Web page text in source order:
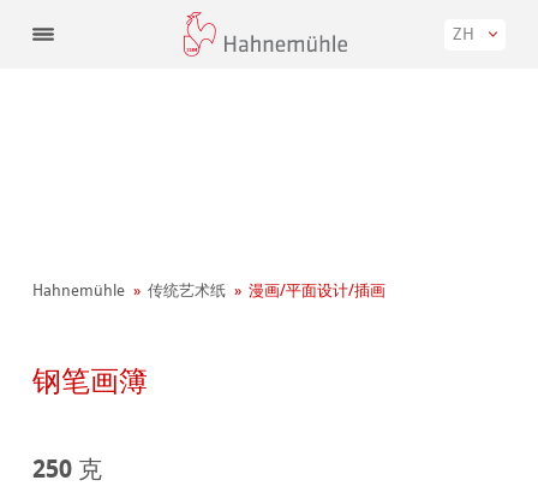
ZH
Hahnemühle 传统艺术纸 漫画/平面设计/插画
钢笔画簿
250 克